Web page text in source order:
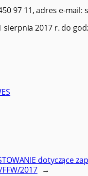
97 11, adres e-
sierpnia 2017 r. do
dotyczące
FFW/2017 →